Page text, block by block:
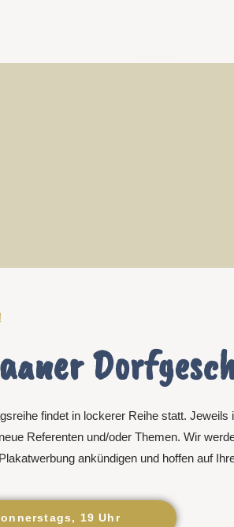
findet in lockerer Reihe statt. Jeweils
Referenten und/oder Themen. Wir
ankündigen und hoffen auf
19 Uhr